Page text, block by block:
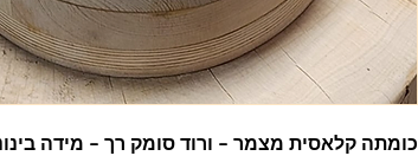
כומתה קלאסית מצמר – ורוד סומק רך – מידה